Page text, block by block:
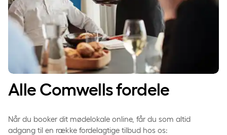
Alle Comwells fordele
Når du booker dit mødelokale online, får du som altid
adgang til en række fordelagtige tilbud hos os: